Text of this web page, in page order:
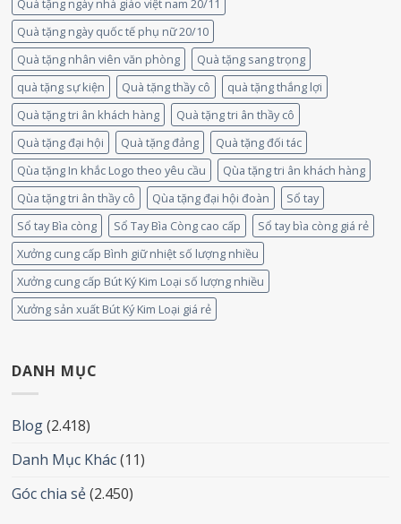
Quà tặng ngày nhà giáo việt nam 20/11
Quà tặng ngày quốc tế phụ nữ 20/10
Quà tặng nhân viên văn phòng
Quà tặng sang trọng
quà tặng sự kiện
Quà tặng thầy cô
quà tặng thắng lợi
Quà tặng tri ân khách hàng
Quà tặng tri ân thầy cô
Quà tặng đại hội
Quà tặng đảng
Quà tặng đối tác
Qùa tặng In khắc Logo theo yêu cầu
Qùa tặng tri ân khách hàng
Qùa tặng tri ân thầy cô
Qùa tặng đại hội đoàn
Sổ tay
Sổ tay Bìa còng
Sổ Tay Bìa Còng cao cấp
Sổ tay bìa còng giá rẻ
Xưởng cung cấp Bình giữ nhiệt số lượng nhiều
Xưởng cung cấp Bút Ký Kim Loại số lượng nhiều
Xưởng sản xuất Bút Ký Kim Loại giá rẻ
DANH MỤC
Blog(2.418)
Danh Mục Khác(11)
Góc chia sẻ(2.450)